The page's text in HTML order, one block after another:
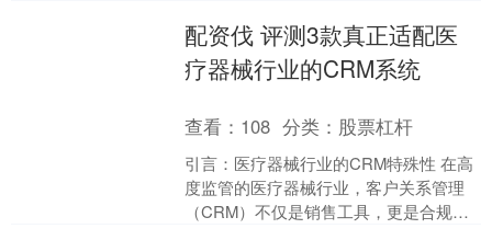
场上不少机构停留在表面....
配资伐 评测3款真正适配医
疗器械行业的CRM系统
查看： 108 分类： 股票杠杆
引言：医疗器械行业的CRM特殊性 在高
度监管的医疗器械行业，客户关系管理
（CRM）不仅是销售工具，更是合规生